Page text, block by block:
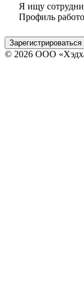
Я ищу
Профиль
Зарегистрироваться
© 2026 ООО